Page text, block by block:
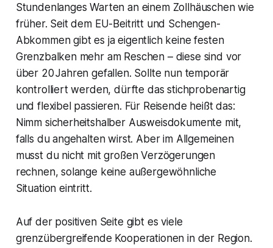
Stundenlanges Warten an einem Zollhäuschen wie
früher. Seit dem EU-Beitritt und Schengen-
Abkommen gibt es ja eigentlich keine festen
Grenzbalken mehr am Reschen – diese sind vor
über 20 Jahren gefallen. Sollte nun temporär
kontrolliert werden, dürfte das stichprobenartig
und flexibel passieren. Für Reisende heißt das:
Nimm sicherheitshalber Ausweisdokumente mit,
falls du angehalten wirst. Aber im Allgemeinen
musst du nicht mit großen Verzögerungen
rechnen, solange keine außergewöhnliche
Situation eintritt.
Auf der positiven Seite gibt es viele
grenzübergreifende Kooperationen in der Region.